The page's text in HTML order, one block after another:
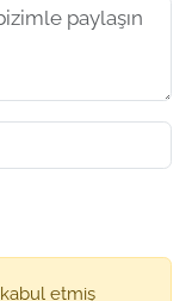
kabul etmiş